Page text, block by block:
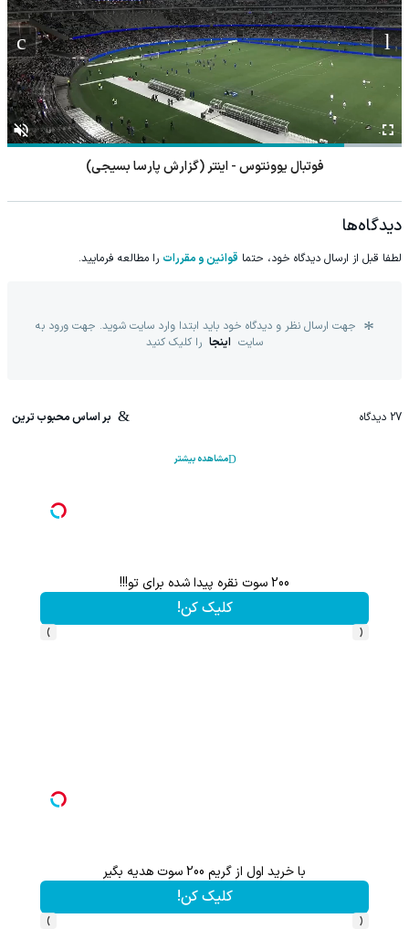
فوتبال یوونتوس - اینتر (گزارش پارسا بسیجی)
دیدگاه‌ها
لطفا قبل از ارسال دیدگاه خود، حتما قوانین و مقررات را مطالعه فرمایید.
جهت ارسال نظر و دیدگاه خود باید ابتدا وارد سایت شوید. جهت ورود به
سایت اینجا را کلیک کنید
27 دیدگاه بر اساس محبوب ترین
مشاهده بیشتر
200 سوت نقره پیدا شده برای تو!!!
کلیک کن!
‹
›
با خرید اول از گریم 200 سوت هدیه بگیر
کلیک کن!
‹
›